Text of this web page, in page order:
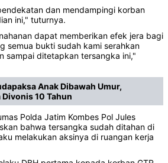
dan mendampingi korban
ini," tuturnya.
dapat memberikan efek jera bagi
semua bukti sudah kami serahkan
sampai ditetapkan tersangka ini,"
Anak Dibawah Umur,
10 Tahun
Polda Jatim Kombes Pol Jules
bahwa tersangka sudah ditahan di
melakukan aksinya di ruangan kerja